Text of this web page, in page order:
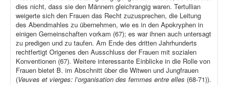
dies nicht, dass sie den Männern gleichrangig waren. Tertullian
weigerte sich den Frauen das Recht zuzusprechen, die Leitung
des Abendmahles zu übernehmen, wie es in den Apokryphen in
einigen Gemeinschaften vorkam (67); es war ihnen auch untersagt
zu predigen und zu taufen. Am Ende des dritten Jahrhunderts
rechtfertigt Origenes den Ausschluss der Frauen mit sozialen
Konventionen (67). Weitere interessante Einblicke in die Rolle von
Frauen bietet B. im Abschnitt über die Witwen und Jungfrauen
(Veuves et vierges: l’organisation des femmes entre elles (68-71)).